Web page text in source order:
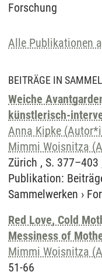
Forschung
Alle Publikationen
BEITRÄGE IN
Weiche
künstlerisch-
Anna Kipke
Mimmi Woisnitza
Zürich , S. 377–403
Publikation:
Sammelwerken ›
Red Love, Cold
Messiness of
Mimmi Woisnitza
51-66